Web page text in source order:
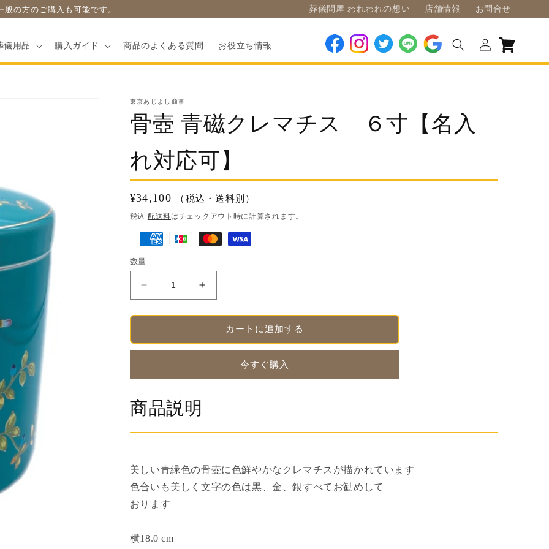
の方のご購入も可能です。 葬儀問屋 われわれの想い 店舗情報 お問合せ
儀用品 購入ガイド 商品のよくある質問 お役立ち情報 FacebookInstagramTwitterLINE Google
ロ
イ
ン
ー
東京あじよし商事
骨壺 青磁クレマチス ６寸【名入
れ対応可】
通
常
価
格
¥34,100 （税込・送料別）
税込 配送料はチェックアウト時に計算されます。
方
数量
ク
マ
ス
入
れ
対
応
の
骨
ク
マ
入
れ
カートに追加する
今すぐ購入
商品説明
美しい青緑色の骨壺に色鮮やかなクレマチスが描かれています
色合いも美しく文字の色は黒、金、銀すべてお勧めして
おります
横18.0 cm